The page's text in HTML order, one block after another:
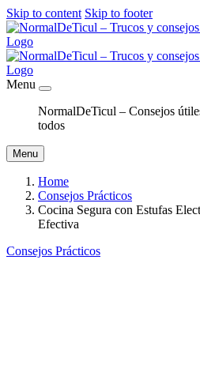
Skip to content Skip to footer
Menu
NormalDeTicul – Consejos
todos
Menu
Home
Consejos Prácticos
Cocina Segura con Estufas
Efectiva
Consejos Prácticos